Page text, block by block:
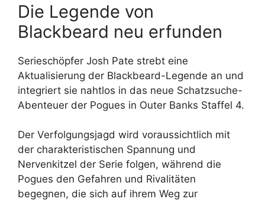
Die Legende von
Blackbeard neu erfunden
Serieschöpfer Josh Pate strebt eine
Aktualisierung der Blackbeard-Legende an und
integriert sie nahtlos in das neue Schatzsuche-
Abenteuer der Pogues in Outer Banks Staffel 4.
Der Verfolgungsjagd wird voraussichtlich mit
der charakteristischen Spannung und
Nervenkitzel der Serie folgen, während die
Pogues den Gefahren und Rivalitäten
begegnen, die sich auf ihrem Weg zur